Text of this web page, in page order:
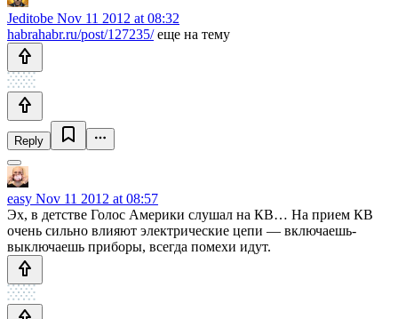
Jeditobe Nov 11 2012 at 08:32
habrahabr.ru/post/127235/еще на тему
Reply
easy Nov 11 2012 at 08:57
Эх, в детстве Голос Америки слушал на КВ… На прием КВ
очень сильно влияют электрические цепи — включаешь-
выключаешь приборы, всегда помехи идут.